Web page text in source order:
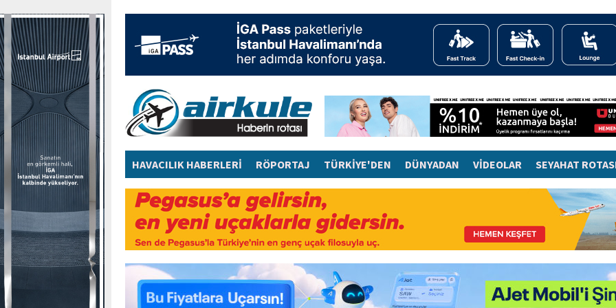
HAVACILIK HABERLERİ RÖPORTAJ TÜRKİYE'DEN DÜNYADAN VİDEOLAR SEYAHAT